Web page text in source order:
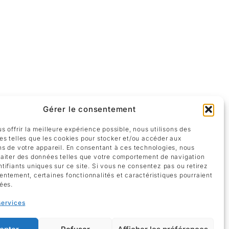
Gérer le consentement
offrir la meilleure expérience possible, nous utilisons des
telles que les cookies pour stocker et/ou accéder aux
de votre appareil. En consentant à ces technologies, nous
des données telles que votre comportement de navigation
uniques sur ce site. Si vous ne consentez pas ou retirez
certaines fonctionnalités et caractéristiques pourraient
bottom right, captivates with its simplicity and
across the surface. The minimalistic strokes
this striking composition.